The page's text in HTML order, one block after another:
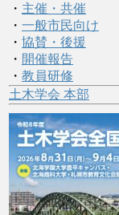
・ 主催・共催
・ 一般市民向け
・ 協賛・後援
・ 開催報告
・ 教員研修
土木学会 本部